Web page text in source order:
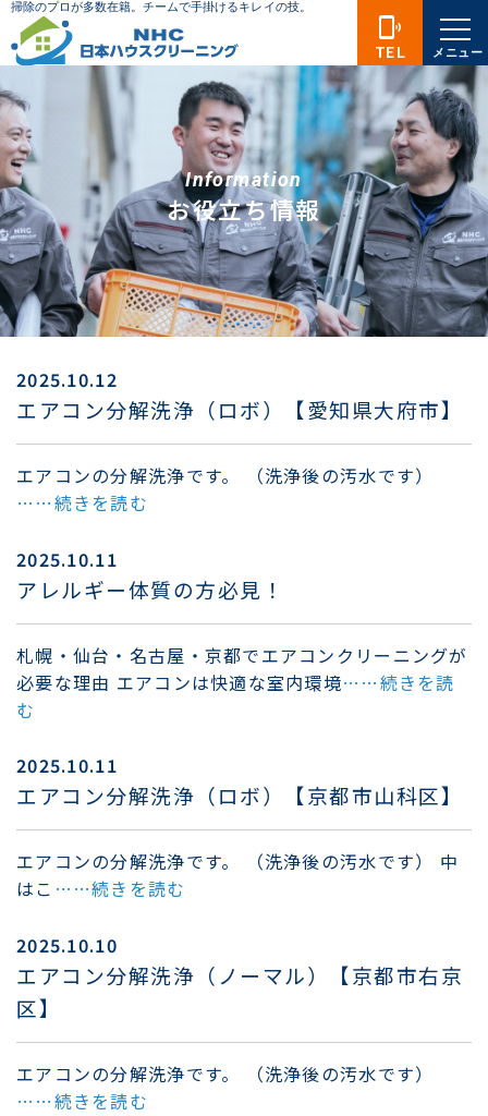
Information
お役立ち情報
2025.10.12
エアコン分解洗浄（ロボ）【愛知県大府市】
エアコンの分解洗浄です。 （洗浄後の汚水です）
……続きを読む
2025.10.11
アレルギー体質の方必見！
札幌・仙台・名古屋・京都でエアコンクリーニングが
必要な理由 エアコンは快適な室内環境……続きを読
む
2025.10.11
エアコン分解洗浄（ロボ）【京都市山科区】
エアコンの分解洗浄です。 （洗浄後の汚水です） 中
はこ ……続きを読む
2025.10.10
エアコン分解洗浄（ノーマル）【京都市右京
区】
エアコンの分解洗浄です。 （洗浄後の汚水です）
……続きを読む
phonelink_ring
TEL メニュー